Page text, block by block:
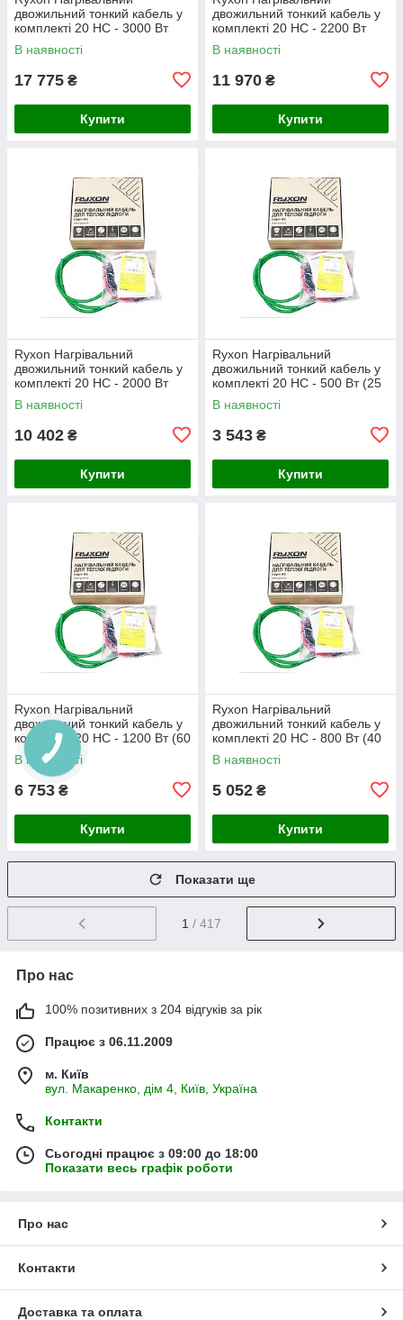
двожильний тонкий кабель у
комплекті 20 HC - 3000 Вт
(150 м)
В наявності
17 775 ₴
Купити
двожильний тонкий кабель у
комплекті 20 HC - 2200 Вт
(110 м)
В наявності
11 970 ₴
Купити
Ryxon Нагрівальний
двожильний тонкий кабель у
комплекті 20 HC - 2000 Вт
(100 м)
В наявності
10 402 ₴
Купити
Ryxon Нагрівальний
двожильний тонкий кабель у
комплекті 20 HC - 500 Вт (25
м)
В наявності
3 543 ₴
Купити
Ryxon Нагрівальний
двожильний тонкий кабель у
комплекті 20 HC - 1200 Вт (60
м)
В наявності
6 753 ₴
Купити
Ryxon Нагрівальний
двожильний тонкий кабель у
комплекті 20 HC - 800 Вт (40
м)
В наявності
5 052 ₴
Купити
Показати ще
1 / 417
Про нас
100% позитивних з 204 відгуків за рік
Працює з 06.11.2009
м. Київ
вул. Макаренко, дім 4, Київ, Україна
Контакти
Сьогодні працює з 09:00 до 18:00
Показати весь графік роботи
Про нас
Контакти
Доставка та оплата